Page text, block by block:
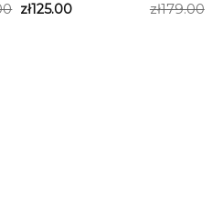
zł125.00
zł179.00